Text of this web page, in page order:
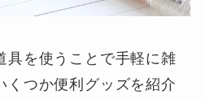
具を使うことで手軽に雑
くつか便利グッズを紹介